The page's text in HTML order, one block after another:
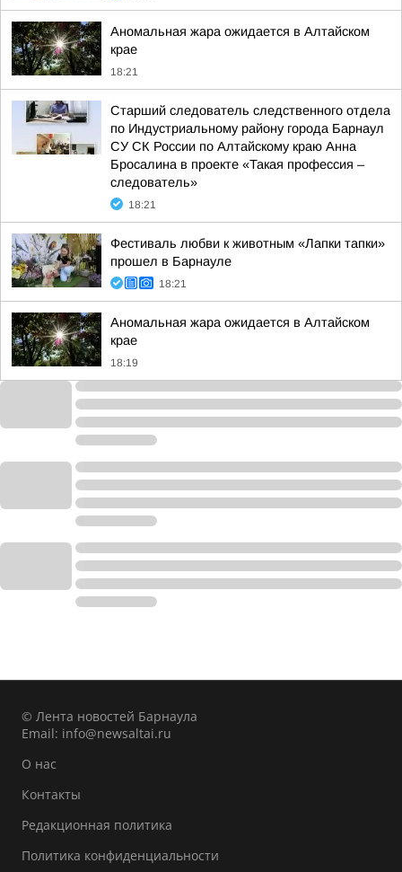
Аномальная жара ожидается в Алтайском
крае
18:21
Старший следователь следственного отдела
по Индустриальному району города Барнаул
СУ СК России по Алтайскому краю Анна
Бросалина в проекте «Такая профессия –
следователь»
18:21
Фестиваль любви к животным «Лапки тапки»
прошел в Барнауле
18:21
Аномальная жара ожидается в Алтайском
крае
18:19
© Лента новостей Барнаула
Email: info@newsaltai.ru
О нас
Контакты
Редакционная политика
Политика конфиденциальности